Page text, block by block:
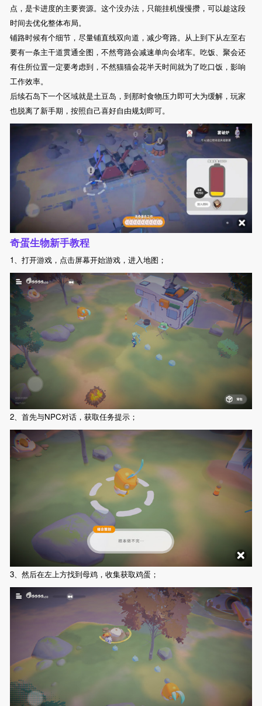
点，是卡进度的主要资源。这个没办法，只能挂机慢慢攒，可以趁这段
时间去优化整体布局。
铺路时候有个细节，尽量铺直线双向道，减少弯路。从上到下从左至右
要有一条主干道贯通全图，不然弯路会减速单向会堵车。吃饭、聚会还
有住所位置一定要考虑到，不然猫猫会花半天时间就为了吃口饭，影响
工作效率。
后续石岛下一个区域就是土豆岛，到那时食物压力即可大为缓解，玩家
也脱离了新手期，按照自己喜好自由规划即可。
奇蛋生物新手教程
1、打开游戏，点击屏幕开始游戏，进入地图；
2、首先与NPC对话，获取任务提示；
3、然后在左上方找到母鸡，收集获取鸡蛋；